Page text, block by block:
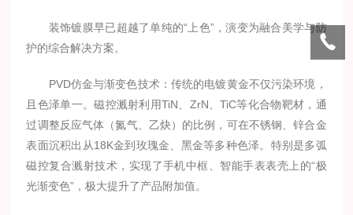
装饰镀膜早已超越了单纯的“上色”，演变为融合美学与防
护的综合解决方案。
PVD仿金与渐变色技术：传统的电镀黄金不仅污染环境，
且色泽单一。磁控溅射利用TiN、ZrN、TiC等化合物靶材，通
过调整反应气体（氮气、乙炔）的比例，可在不锈钢、锌合金
表面沉积出从18K金到玫瑰金、黑金等多种色泽。特别是多弧
磁控复合溅射技术，实现了手机中框、智能手表表壳上的“极
光渐变色”，极大提升了产品附加值。